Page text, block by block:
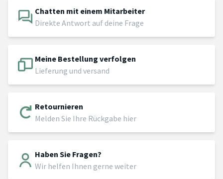
Chatten mit einem Mitarbeiter
Direkte Antwort auf deine Frage
Meine Bestellung verfolgen
Lieferung und versand
Retournieren
Melden Sie Ihre Rückgabe hier
Haben Sie Fragen?
Wir helfen Ihnen gerne weiter